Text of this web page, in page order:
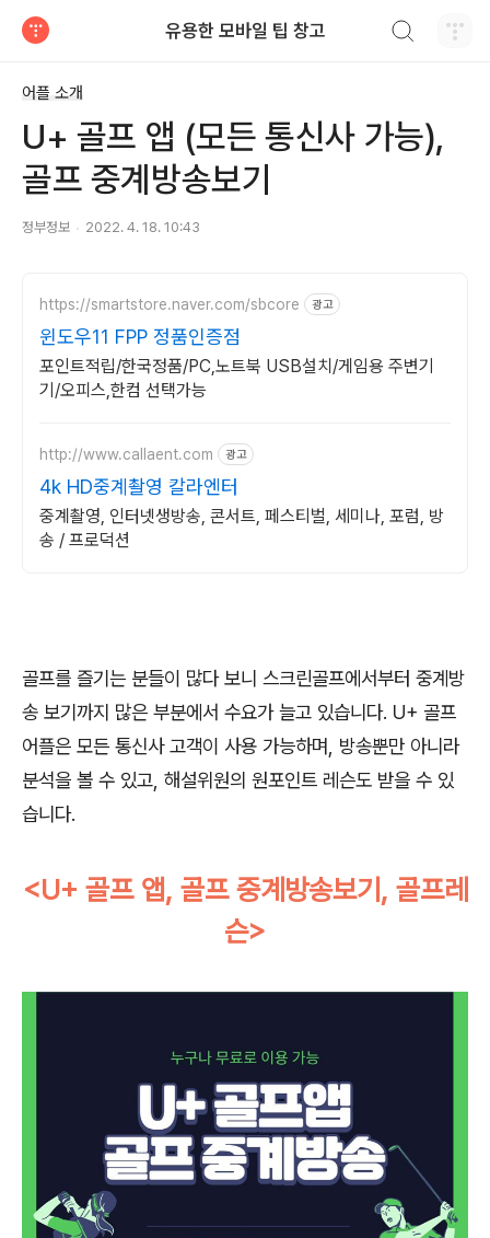
유용한 모바일 팁 창고
어플 소개
U+ 골프 앱 (모든 통신사 가능),
골프 중계방송보기
정부정보 2022. 4. 18. 10:43
https://smartstore.naver.com/sbcore 광고
윈도우11 FPP 정품인증점
포인트적립/한국정품/PC,노트북 USB설치/게임용 주변기
기/오피스,한컴 선택가능
http://www.callaent.com 광고
4k HD중계촬영 칼라엔터
중계촬영, 인터넷생방송, 콘서트, 페스티벌, 세미나, 포럼, 방
송 / 프로덕션
골프를 즐기는 분들이 많다 보니 스크린골프에서부터 중계방
송 보기까지 많은 부분에서 수요가 늘고 있습니다. U+ 골프
어플은 모든 통신사 고객이 사용 가능하며, 방송뿐만 아니라
분석을 볼 수 있고, 해설위원의 원포인트 레슨도 받을 수 있
습니다.
<U+ 골프 앱, 골프 중계방송보기, 골프레
슨>